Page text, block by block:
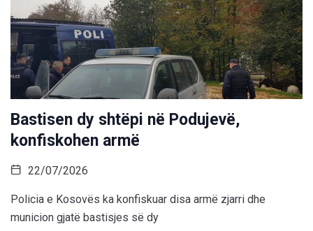
Bastisen dy shtëpi në Podujevë,
konfiskohen armë
22/07/2026
Policia e Kosovës ka konfiskuar disa armë zjarri dhe
municion gjatë bastisjes së dy